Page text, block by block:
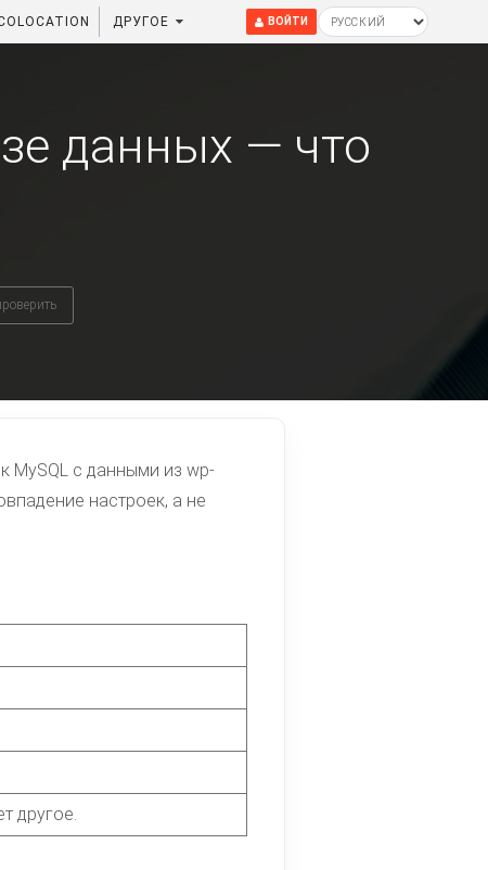
ДРУГОЕ ВОЙТИ
данных — что
MySQL с данными из wp-
настроек, а не
другое.